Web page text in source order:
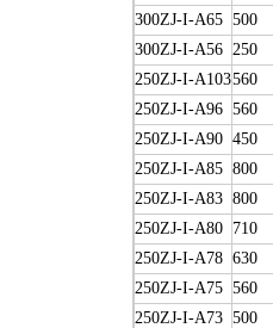
300ZJ-I-A65 500
300ZJ-I-A56 250
250ZJ-I-A103560
250ZJ-I-A96 560
250ZJ-I-A90 450
250ZJ-I-A85 800
250ZJ-I-A83 800
250ZJ-I-A80 710
250ZJ-I-A78 630
250ZJ-I-A75 560
250ZJ-I-A73 500